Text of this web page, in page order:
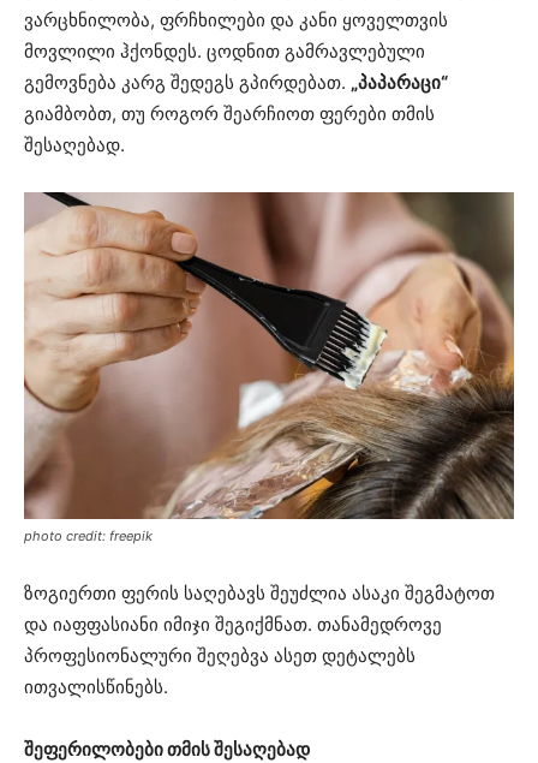
ვარცხნილობა, ფრჩხილები და კანი ყოველთვის
მოვლილი ჰქონდეს. ცოდნით გამრავლებული
გემოვნება კარგ შედეგს გპირდებათ. „პაპარაცი“
გიამბობთ, თუ როგორ შეარჩიოთ ფერები თმის
შესაღებად.
photo credit: freepik
ზოგიერთი ფერის საღებავს შეუძლია ასაკი შეგმატოთ
და იაფფასიანი იმიჯი შეგიქმნათ. თანამედროვე
პროფესიონალური შეღებვა ასეთ დეტალებს
ითვალისწინებს.
შეფერილობები თმის შესაღებად